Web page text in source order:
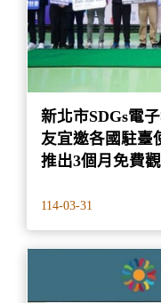
新北市SDGs電
友宜邀各國駐
推出3個月免費
114-03-31